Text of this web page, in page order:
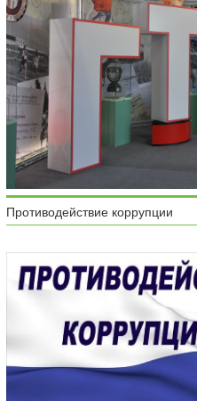
Противодействие коррупции